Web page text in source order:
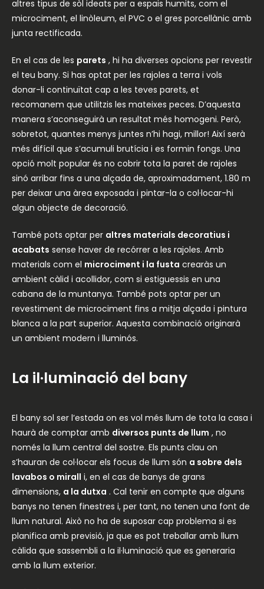
altres tipus de sòl ideats per a espais humits, com el
microciment, el linòleum, el PVC o el gres porcellànic amb
junta rectificada.
En el cas de les parets , hi ha diverses opcions per revestir
el teu bany. Si has optat per les rajoles a terra i vols
donar-li continuïtat cap a les teves parets, et
recomanem que utilitzis les mateixes peces. D’aquesta
manera s’aconseguirà un resultat més homogeni. Però,
sobretot, quantes menys juntes n’hi hagi, millor! Així serà
més difícil que s’acumuli brutícia i es formin fongs. Una
opció molt popular és no cobrir tota la paret de rajoles
sinó arribar fins a una alçada de, aproximadament, 1.80 m
per deixar una àrea exposada i pintar-la o col·locar-hi
algun objecte de decoració.
També pots optar per altres materials decoratius i
acabats sense haver de recórrer a les rajoles. Amb
materials com el microciment i la fusta crearàs un
ambient càlid i acollidor, com si estiguessis en una
cabana de la muntanya. També pots optar per un
revestiment de microciment fins a mitja alçada i pintura
blanca a la part superior. Aquesta combinació originarà
un ambient modern i lluminós.
La il·luminació del bany
El bany sol ser l’estada on es vol més llum de tota la casa i
haurà de comptar amb diversos punts de llum , no
només la llum central del sostre. Els punts clau on
s’hauran de col·locar els focus de llum són a sobre dels
lavabos o mirall i, en el cas de banys de grans
dimensions, a la dutxa . Cal tenir en compte que alguns
banys no tenen finestres i, per tant, no tenen una font de
llum natural. Això no ha de suposar cap problema si es
planifica amb previsió, ja que es pot treballar amb llum
càlida que sassembli a la il·luminació que es generaria
amb la llum exterior.